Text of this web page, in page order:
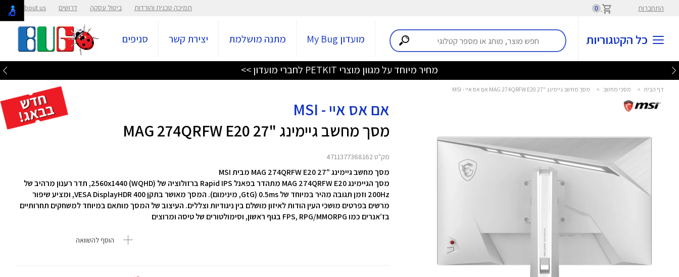
התחברות 0 תמיכה טכנית והורדות ביטול עסקה דרושים About us
כל הקטגוריות מועדון My Bug מתנה מושלמת יצירת קשר סניפים
מחיר מיוחד על מגוון מוצרי PETKIT לחברי מועדון >>
דף הבית > מסכי מחשב > מסך מחשב גיימינג "27 MAG 274QRFW E20 אם אס איי - MSI
אם אס איי - MSI
מסך מחשב גיימינג "27 MAG 274QRFW E20
מק"ט 4711377368162
מסך מחשב גיימינג "27 MAG 274QRFW E20 מבית MSI
מסך הגיימינג MAG 274QRFW E20 מתהדר בפאנל Rapid IPS ברזולוציה של 2560x1440 (WQHD), תדר רענון מרהיב של
200Hz וזמן תגובה מהיר במיוחד של 0.5ms (GtG, מינימום). המסך מאושר בתקן VESA DisplayHDR 400, ומציע שיפור
מרשים בפרטים מושכי העין הודות לאיזון מושלם בין ניגודיות וצללים. העיצוב של המסך מותאם במיוחד למשחקים תחרותיים
בז’אנרים כמו FPS, RPG/MMORPG בגוף ראשון, וסימולטורים של טיסה ומרוצים
הוסף להשוואה